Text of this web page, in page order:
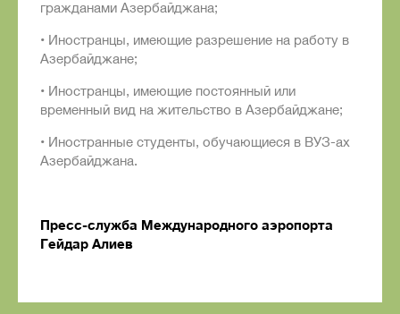
гражданами Азербайджана;
• Иностранцы, имеющие разрешение на работу в
Азербайджане;
• Иностранцы, имеющие постоянный или
временный вид на жительство в Азербайджане;
• Иностранные студенты, обучающиеся в ВУЗ-ах
Азербайджана.
Пресс-служба Международного аэропорта
Гейдар Алиев